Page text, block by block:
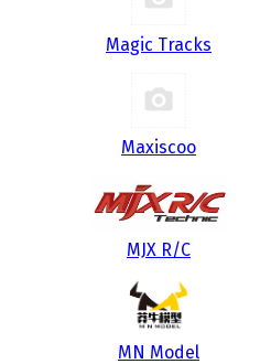
Magic Tracks
Maxiscoo
MJX R/C
MN Model